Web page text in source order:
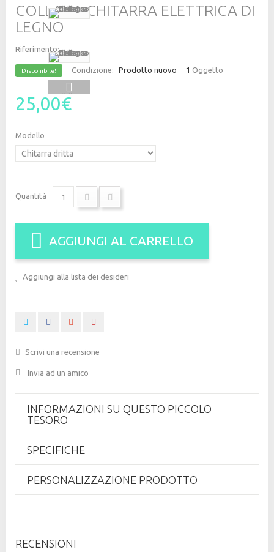
COLLANA CHITARRA ELETTRICA DI
LEGNO
Riferimento:
Disponibile! Condizione: Prodotto nuovo 1 Oggetto
25,00€
Modello
Quantità
AGGIUNGI AL CARRELLO
Aggiungi alla lista dei desideri
Scrivi una recensione
Invia ad un amico
INFORMAZIONI SU QUESTO PICCOLO
TESORO
SPECIFICHE
PERSONALIZZAZIONE PRODOTTO
RECENSIONI